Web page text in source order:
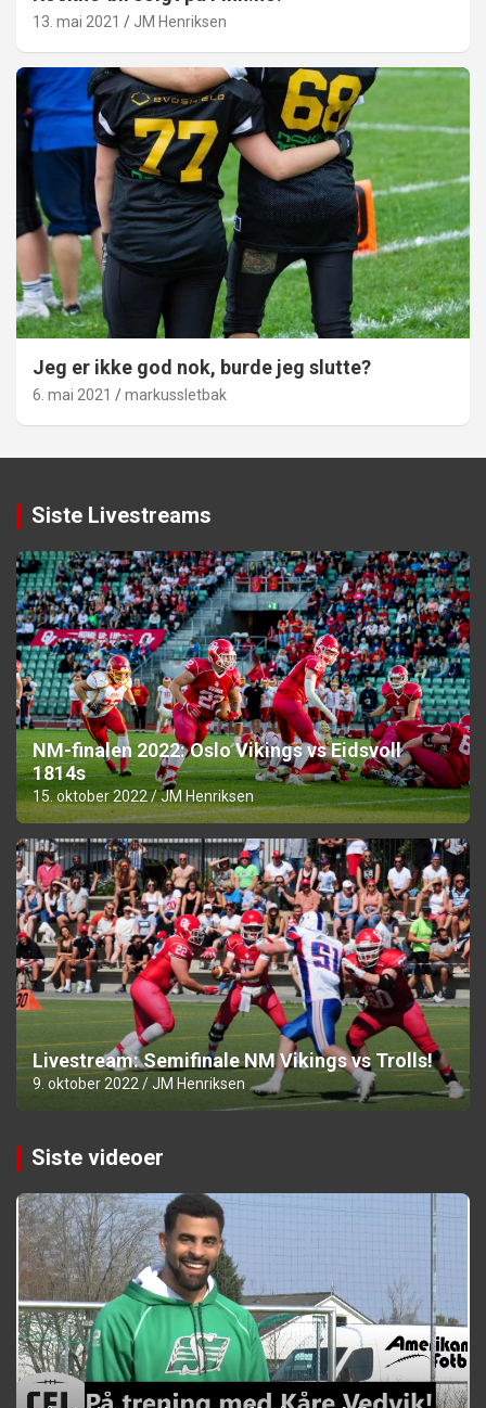
13. mai 2021 JM Henriksen
Jeg er ikke god nok, burde jeg slutte?
6. mai 2021 markussletbak
Siste Livestreams
NM-finalen 2022: Oslo Vikings vs Eidsvoll
1814s
15. oktober 2022 JM Henriksen
Livestream: Semifinale NM Vikings vs Trolls!
9. oktober 2022 JM Henriksen
Siste videoer